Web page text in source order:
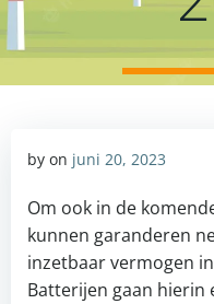
by on juni 20, 2023
Om ook in de
kunnen garanderen
inzetbaar vermogen
Batterijen gaan hierin